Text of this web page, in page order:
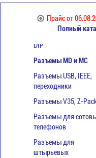
Прайсот
Полный
корпуса
DIP
Разъемы MD и МС
Разъемы USB, IEEE,
переходники
Разъемы V35, Z-
Разъемы для
телефонов
Разъемы для
штырьевых